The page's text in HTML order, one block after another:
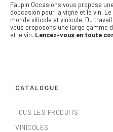
Faupin Occasions vous propose
d'occasion pour la vigne et le vin.
monde viticole et vinicole. Du
vous proposons une large gamme
et le vin. Lancez-vous en toute
CATALOGUE
TOUS LES PRODUITS
VINICOLES